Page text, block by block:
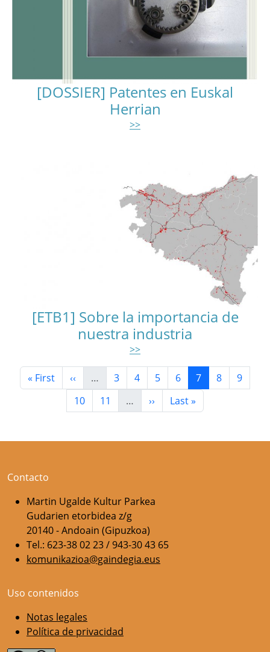
[DOSSIER] Patentes en Euskal
Herrian
>>
[ETB1] Sobre la importancia de
nuestra industria
>>
Paginación
Primera página
« First Página anterior
‹‹ … Página
3 Página
4 Página
5 Página
6 Página actual
7 Página
8 Página
9
Página
10 Página
11 … Siguiente página
›› Última página
Last »
Contacto
Martin Ugalde Kultur Parkea
Gudarien etorbidea z/g
20140 - Andoain (Gipuzkoa)
Tel.: 623-38 02 23 / 943-30 43 65
komunikazioa@gaindegia.eus
Uso contenidos
Notas legales
Política de privacidad